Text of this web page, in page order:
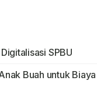
SPBU
Buah untuk Biaya